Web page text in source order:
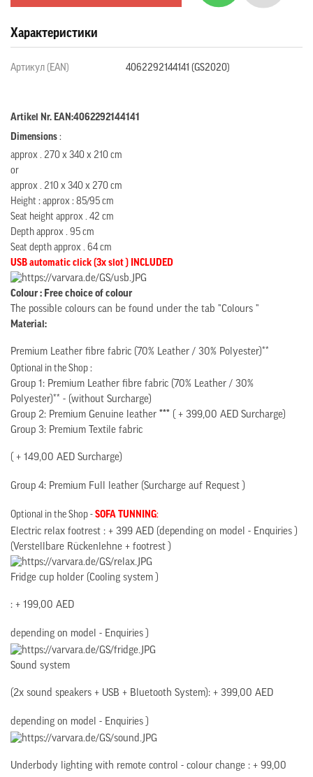
Характеристики
Артикул (EAN) 4062292144141 (GS2020)
Artikel Nr. EAN:4062292144141
Dimensions :
approx . 270 x 340 x 210 cm
or
approx . 210 x 340 x 270 cm
Height : approx : 85/95 cm
Seat height approx . 42 cm
Depth approx . 95 cm
Seat depth approx . 64 cm
USB automatic click (3x slot ) INCLUDED
Colour : Free choice of colour
The possible colours can be found under the tab "Colours "
Material:
Premium Leather fibre fabric (70% Leather / 30% Polyester)**
Optional in the Shop :
Group 1: Premium Leather fibre fabric (70% Leather / 30%
Polyester)** - (without Surcharge)
Group 2: Premium Genuine leather *** ( + 399,00 AED Surcharge)
Group 3: Premium Textile fabric
( + 149,00 AED Surcharge)
Group 4: Premium Full leather (Surcharge auf Request )
Optional in the Shop - SOFA TUNNING:
Electric relax footrest : + 399 AED (depending on model - Enquiries )
(Verstellbare Rückenlehne + footrest )
Fridge cup holder (Cooling system )
: + 199,00 AED
depending on model - Enquiries )
Sound system
(2x sound speakers + USB + Bluetooth System): + 399,00 AED
depending on model - Enquiries )
Underbody lighting with remote control - colour change : + 99,00